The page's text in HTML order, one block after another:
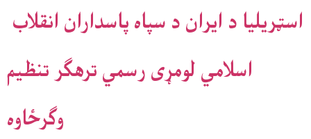
اسلامي لومړی رسمي ترهګر تنظیم
وګرځاوه